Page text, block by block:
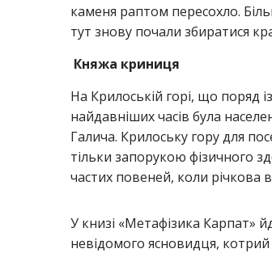
каменя раптом пересохло.
тут знову почали збиратися
Княжа криниця
На Крилоській горі, що поряд
найдавніших часів була
Галича. Крилоську гору для
тільки запорукою фізичного
частих повеней, коли річкова
У книзі «Метафізика Карпат»
невідомого ясновидця,